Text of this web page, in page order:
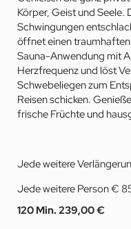
Körper, Geist und
Schwingungen
öffnet einen
Sauna-Anwendung mit
Herzfrequenz und löst
Schwebeliegen zum
Reisen schicken.
frische Früchte und
Jede weitere
Jede weitere Person €
120 Min. 239,00 €